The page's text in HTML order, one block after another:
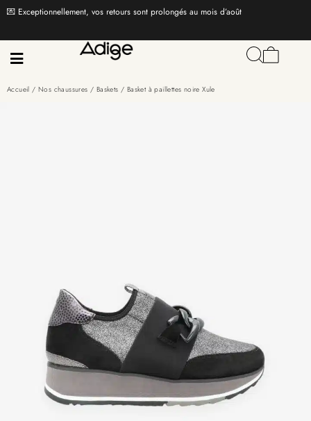
💌 Exceptionnellement, vos retours sont prolongés au mois d’août
Accueil /Nos chaussures / Baskets / Basket à paillettes noire Xule